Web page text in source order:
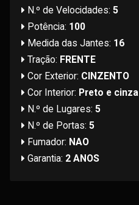
N.º de Velocidades: 5
Potência: 100
Medida das Jantes: 16
Tração: FRENTE
Cor Exterior: CINZENTO
Cor Interior: Preto e cinza
N.º de Lugares: 5
N.º de Portas: 5
Fumador: NAO
Garantia: 2 ANOS